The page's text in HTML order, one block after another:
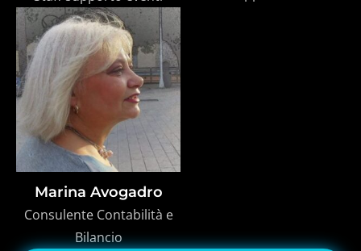
Marina Avogadro
Consulente Contabilità e
Bilancio